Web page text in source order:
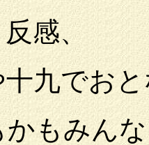
、
おとな
みんな